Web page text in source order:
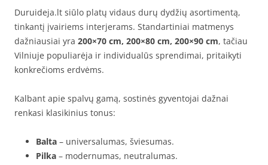
Duruideja.lt siūlo platų vidaus durų dydžių asortimentą,
tinkantį įvairiems interjerams. Standartiniai matmenys
dažniausiai yra 200×70 cm, 200×80 cm, 200×90 cm, tačiau
Vilniuje populiarėja ir individualūs sprendimai, pritaikyti
konkrečioms erdvėms.
Kalbant apie spalvų gamą, sostinės gyventojai dažnai
renkasi klasikinius tonus:
Balta – universalumas, šviesumas.
Pilka – modernumas, neutralumas.